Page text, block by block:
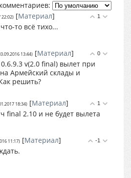
1
22:02) [Материал]
то всё тихо...
0
13:44) [Материал]
v(2.0 final) вылет при
Армейский склады и
решить?
1
18:34) [Материал]
final 2.10 и не будет вылета
-1
11:17) [Материал]